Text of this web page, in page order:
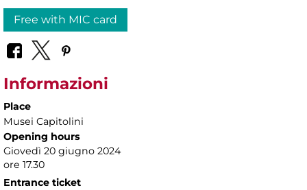
Free with MIC card
Informazioni
Place
Musei Capitolini
Opening hours
Giovedì 20 giugno 2024
ore 17.30
Entrance ticket